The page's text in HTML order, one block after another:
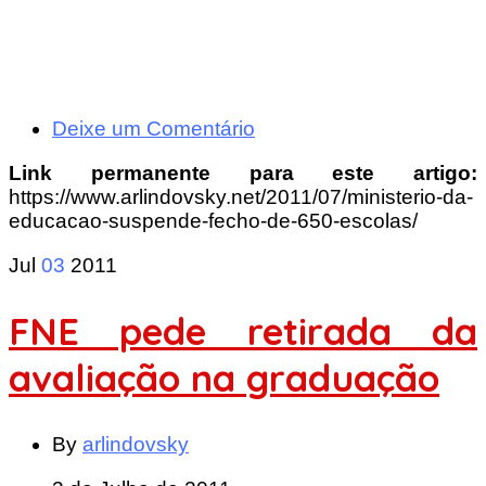
Deixe um Comentário
Link permanente para este artigo:
https://www.arlindovsky.net/2011/07/ministerio-da-
educacao-suspende-fecho-de-650-escolas/
Jul 03 2011
FNE pede retirada da
avaliação na graduação
By arlindovsky